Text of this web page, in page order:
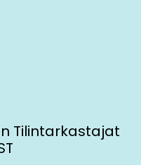
Tilintarkastajat